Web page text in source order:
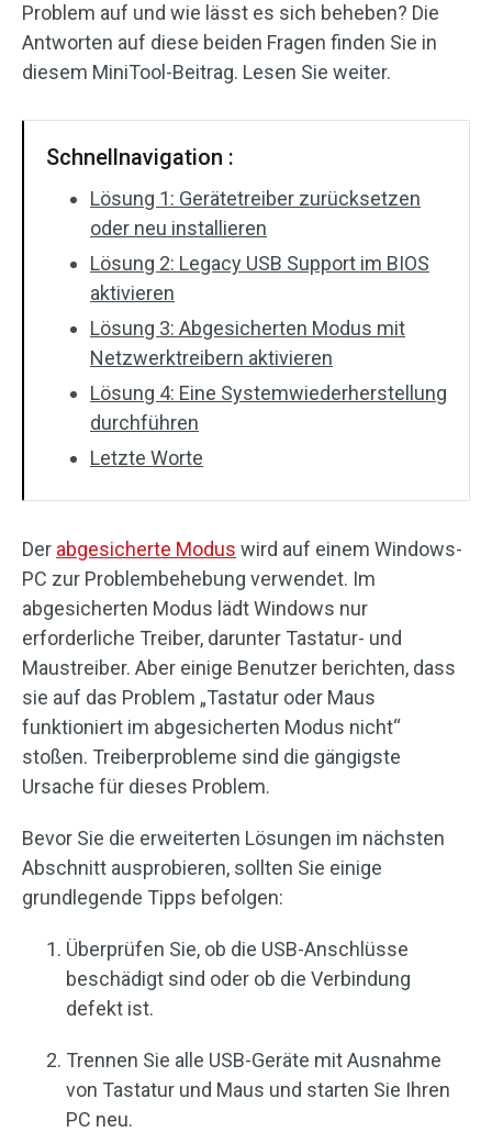
Problem auf und wie lässt es sich beheben? Die
Antworten auf diese beiden Fragen finden Sie in
diesem MiniTool-Beitrag. Lesen Sie weiter.
Schnellnavigation :
Lösung 1: Gerätetreiber zurücksetzen
oder neu installieren
Lösung 2: Legacy USB Support im BIOS
aktivieren
Lösung 3: Abgesicherten Modus mit
Netzwerktreibern aktivieren
Lösung 4: Eine Systemwiederherstellung
durchführen
Letzte Worte
Der abgesicherte Modus wird auf einem Windows-
PC zur Problembehebung verwendet. Im
abgesicherten Modus lädt Windows nur
erforderliche Treiber, darunter Tastatur- und
Maustreiber. Aber einige Benutzer berichten, dass
sie auf das Problem „Tastatur oder Maus
funktioniert im abgesicherten Modus nicht“
stoßen. Treiberprobleme sind die gängigste
Ursache für dieses Problem.
Bevor Sie die erweiterten Lösungen im nächsten
Abschnitt ausprobieren, sollten Sie einige
grundlegende Tipps befolgen:
Überprüfen Sie, ob die USB-Anschlüsse
beschädigt sind oder ob die Verbindung
defekt ist.
Trennen Sie alle USB-Geräte mit Ausnahme
von Tastatur und Maus und starten Sie Ihren
PC neu.